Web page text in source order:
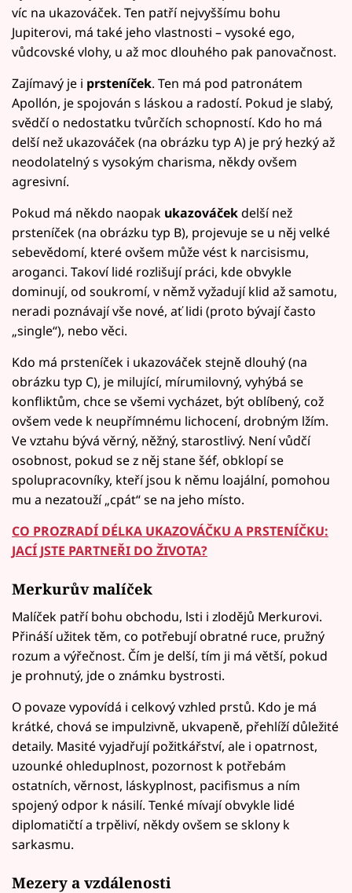
víc na ukazováček. Ten patří nejvyššímu bohu
Jupiterovi, má také jeho vlastnosti – vysoké ego,
vůdcovské vlohy, u až moc dlouhého pak panovačnost.
Zajímavý je i prsteníček. Ten má pod patronátem
Apollón, je spojován s láskou a radostí. Pokud je slabý,
svědčí o nedostatku tvůrčích schopností. Kdo ho má
delší než ukazováček (na obrázku typ A) je prý hezký až
neodolatelný s vysokým charisma, někdy ovšem
agresivní.
Pokud má někdo naopak ukazováčekdelší než
prsteníček (na obrázku typ B), projevuje se u něj velké
sebevědomí, které ovšem může vést k narcisismu,
aroganci. Takoví lidé rozlišují práci, kde obvykle
dominují, od soukromí, v němž vyžadují klid až samotu,
neradi poznávají vše nové, ať lidi (proto bývají často
„single“), nebo věci.
Kdo má prsteníček i ukazováček stejně dlouhý (na
obrázku typ C), je milující, mírumilovný, vyhýbá se
konfliktům, chce se všemi vycházet, být oblíbený, což
ovšem vede k neupřímnému lichocení, drobným lžím.
Ve vztahu bývá věrný, něžný, starostlivý. Není vůdčí
osobnost, pokud se z něj stane šéf, obklopí se
spolupracovníky, kteří jsou k němu loajální, pomohou
mu a nezatouží „cpát“ se na jeho místo.
CO PROZRADÍ DÉLKA UKAZOVÁČKU A PRSTENÍČKU:
JACÍ JSTE PARTNEŘI DO ŽIVOTA?
Merkurův malíček
Malíček patří bohu obchodu, lsti i zlodějů Merkurovi.
Přináší užitek těm, co potřebují obratné ruce, pružný
rozum a výřečnost. Čím je delší, tím ji má větší, pokud
je prohnutý, jde o známku bystrosti.
O povaze vypovídá i celkový vzhled prstů. Kdo je má
krátké, chová se impulzivně, ukvapeně, přehlíží důležité
detaily. Masité vyjadřují požitkářství, ale i opatrnost,
uzounké ohleduplnost, pozornost k potřebám
ostatních, věrnost, láskyplnost, pacifismus a ním
spojený odpor k násilí. Tenké mívají obvykle lidé
diplomatičtí a trpěliví, někdy ovšem se sklony k
sarkasmu.
Mezery a vzdálenosti